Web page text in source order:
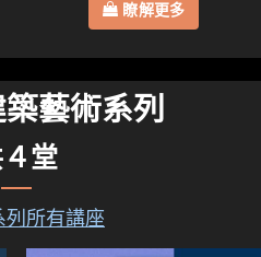
瞭解更多
藝術系列
堂
列所有講座